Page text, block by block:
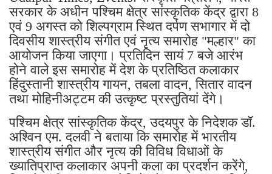
सरकार के अधीन पश्चिम क्षेत्र सांस्कृतिक केंद्र द्वारा 8
एवं 9 अगस्त को शिल्पग्राम स्थित दर्पण सभागार में दो
दिवसीय शास्त्रीय संगीत एवं नृत्य समारोह "मल्हार" का
आयोजन किया जाएगा। प्रतिदिन सायं 7 बजे आरंभ
होने वाले इस समारोह में देश के प्रतिष्ठित कलाकार
हिंदुस्तानी शास्त्रीय गायन, तबला वादन, सितार वादन
तथा मोहिनीअट्टम की उत्कृष्ट प्रस्तुतियां देंगे।
पश्चिम क्षेत्र सांस्कृतिक केंद्र, उदयपुर के निदेशक डॉ.
अश्विन एम. दलवी ने बताया कि समारोह में भारतीय
शास्त्रीय संगीत और नृत्य की विविध विधाओं के
ख्यातिप्राप्त कलाकार अपनी कला का प्रदर्शन करेंगे,